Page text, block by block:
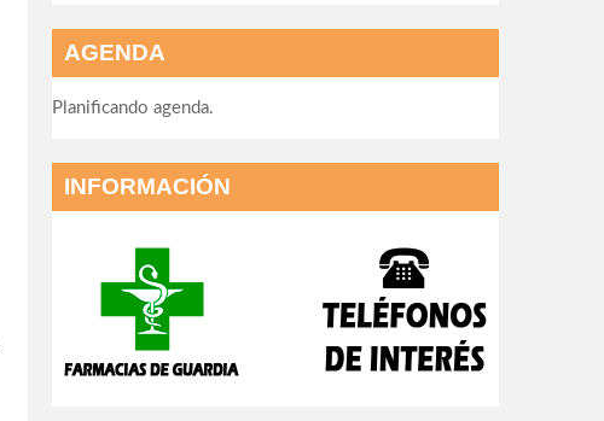
AGENDA
Planificando agenda.
INFORMACIÓN